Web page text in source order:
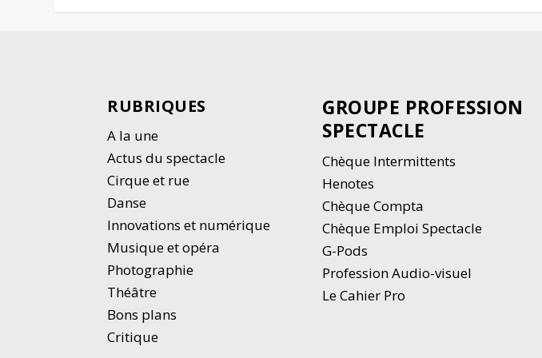
RUBRIQUES
A la une
Actus du spectacle
Cirque et rue
Danse
Innovations et numérique
Musique et opéra
Photographie
Théâtre
Bons plans
Critique
GROUPE PROFESSION
SPECTACLE
Chèque Intermittents
Henotes
Chèque Compta
Chèque Emploi Spectacle
G-Pods
Profession Audio-visuel
Le Cahier Pro